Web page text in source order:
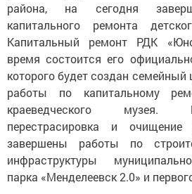
района, на сегодня
капитального ремонта
Капитальный ремонт РДК
время состоится его
которого будет создан
работы по капитальному
краеведческого музея.
перестрасировка и
завершены работы по
инфраструктуры
парка «Менделеевск 2.0» и